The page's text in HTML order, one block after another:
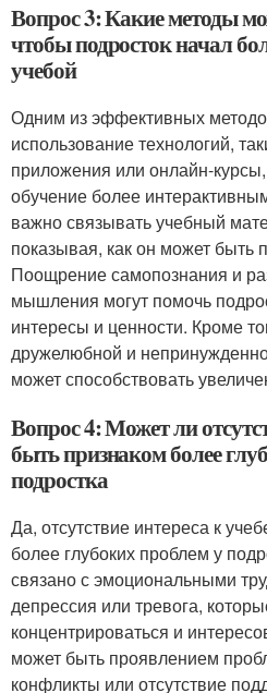
Вопрос 3: Какие методы
чтобы подросток начал
учебой
Одним из эффективных
использование технологий,
приложения или онлайн-
обучение более
важно связывать учебный
показывая, как он может быть
Поощрение самопознания и
мышления могут помочь
интересы и ценности. Кроме
дружелюбной и
может способствовать
Вопрос 4: Может ли
быть признаком более
подростка
Да, отсутствие интереса к
более глубоких проблем у
связано с эмоциональными
депрессия или тревога,
концентрироваться и
может быть проявлением
конфликты или отсутствие